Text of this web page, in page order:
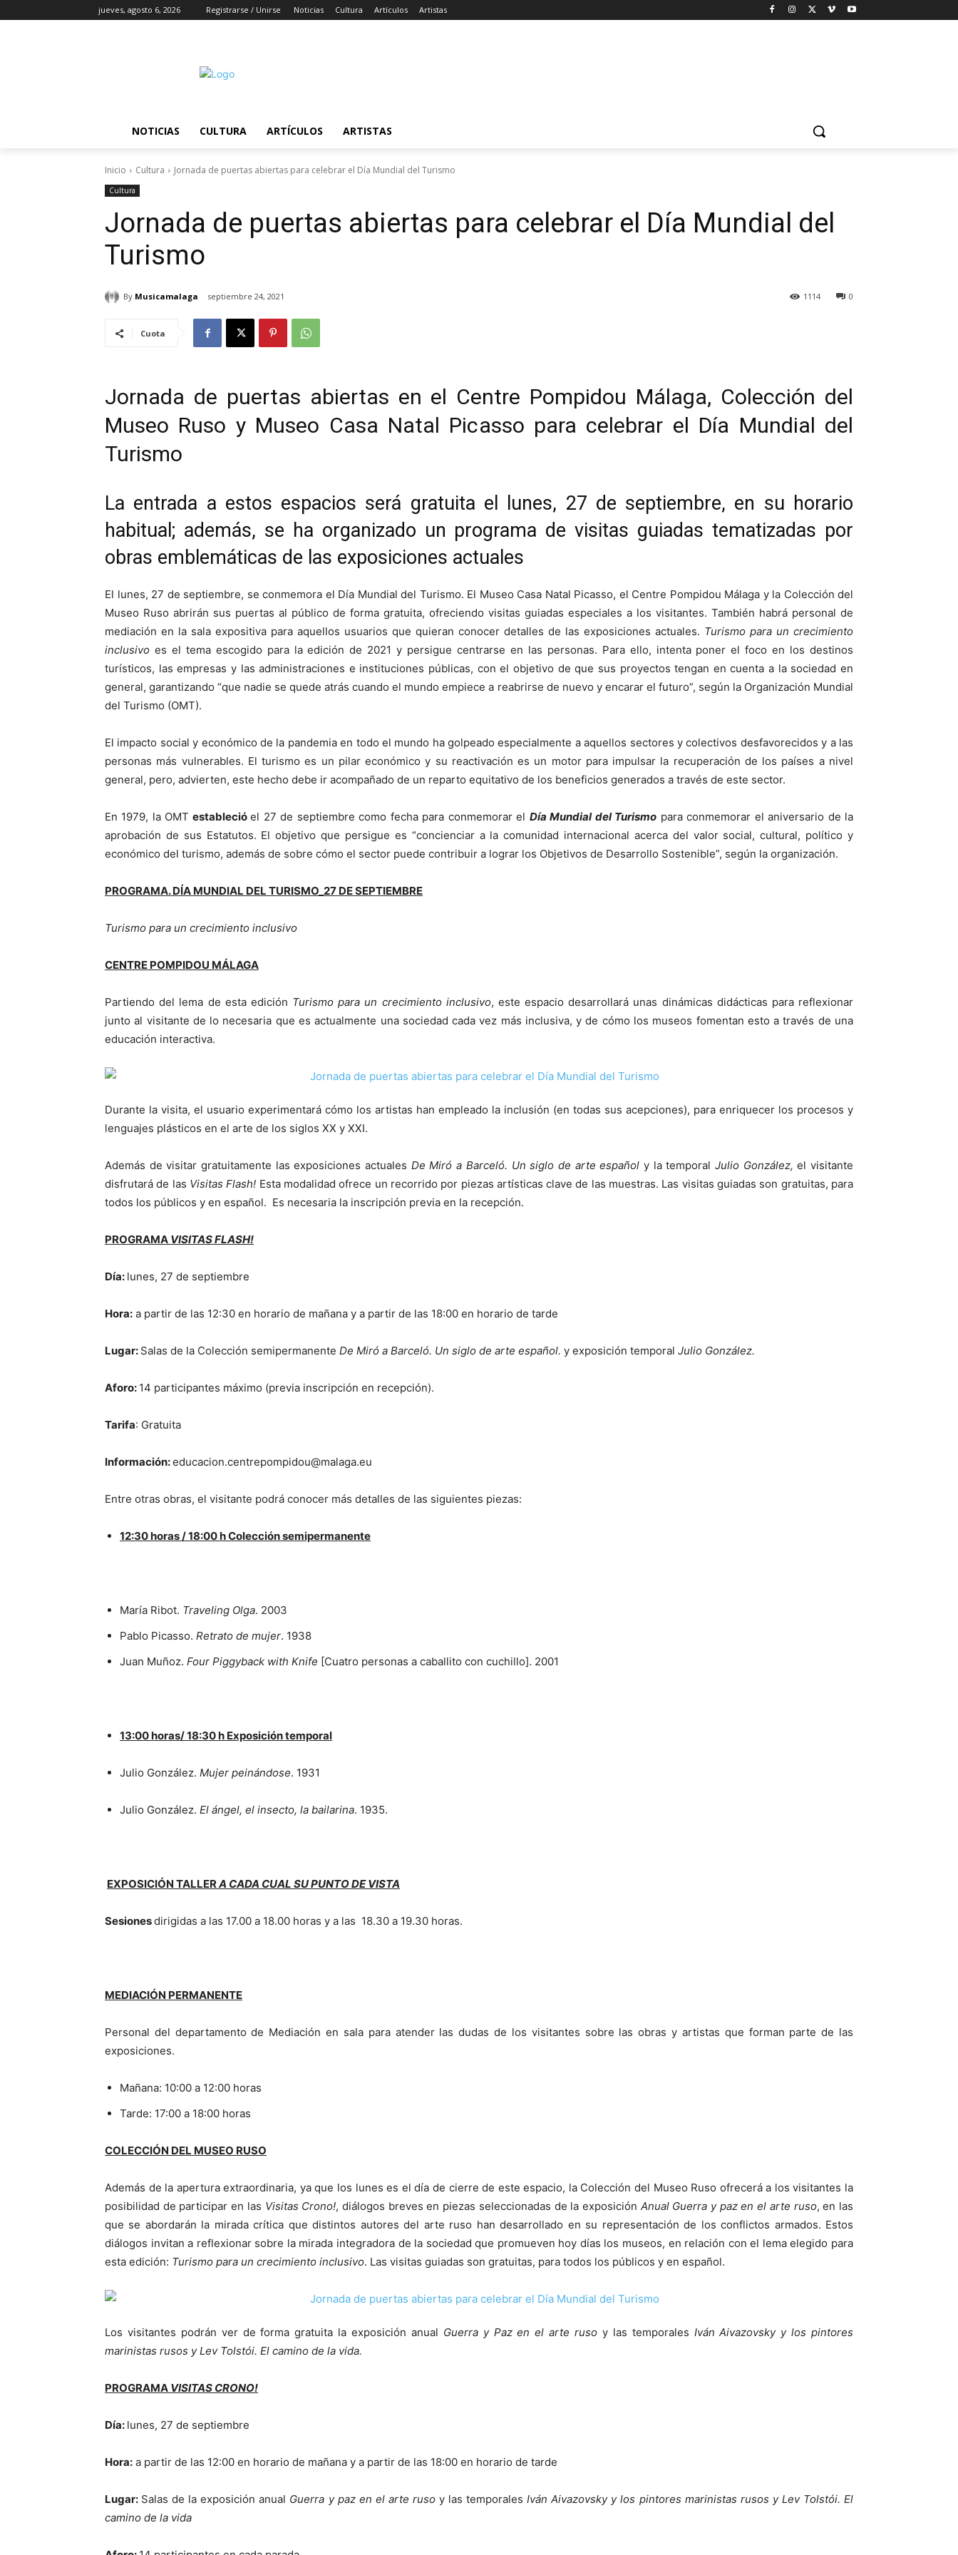
jueves, agosto 6, 2026 Registrarse / Unirse Noticias Cultura Artículos Artistas
NOTICIAS CULTURA ARTÍCULOS ARTISTAS
Inicio Cultura Jornada de puertas abiertas para celebrar el Día Mundial del Turismo
Cultura
Jornada de puertas abiertas para celebrar el Día Mundial del
Turismo
By Musicamalaga septiembre 24, 2021 0
1114
Cuota
Jornada de puertas abiertas en el Centre Pompidou Málaga, Colección del
Museo Ruso y Museo Casa Natal Picasso para celebrar el Día Mundial del
Turismo
La entrada a estos espacios será gratuita el lunes, 27 de septiembre, en su horario
habitual; además, se ha organizado un programa de visitas guiadas tematizadas por
obras emblemáticas de las exposiciones actuales
El lunes, 27 de septiembre, se conmemora el Día Mundial del Turismo. El Museo Casa Natal Picasso, el Centre Pompidou Málaga y la Colección del
Museo Ruso abrirán sus puertas al público de forma gratuita, ofreciendo visitas guiadas especiales a los visitantes. También habrá personal de
mediación en la sala expositiva para aquellos usuarios que quieran conocer detalles de las exposiciones actuales. Turismo para un crecimiento
inclusivo es el tema escogido para la edición de 2021 y persigue centrarse en las personas. Para ello, intenta poner el foco en los destinos
turísticos, las empresas y las administraciones e instituciones públicas, con el objetivo de que sus proyectos tengan en cuenta a la sociedad en
general, garantizando “que nadie se quede atrás cuando el mundo empiece a reabrirse de nuevo y encarar el futuro”, según la Organización Mundial
del Turismo (OMT).
El impacto social y económico de la pandemia en todo el mundo ha golpeado especialmente a aquellos sectores y colectivos desfavorecidos y a las
personas más vulnerables. El turismo es un pilar económico y su reactivación es un motor para impulsar la recuperación de los países a nivel
general, pero, advierten, este hecho debe ir acompañado de un reparto equitativo de los beneficios generados a través de este sector.
En 1979, la OMT establecióel 27 de septiembre como fecha para conmemorar el Día Mundial del Turismo para conmemorar el aniversario de la
aprobación de sus Estatutos. El objetivo que persigue es “concienciar a la comunidad internacional acerca del valor social, cultural, político y
económico del turismo, además de sobre cómo el sector puede contribuir a lograr los Objetivos de Desarrollo Sostenible”, según la organización.
PROGRAMA. DÍA MUNDIAL DEL TURISMO_27 DE SEPTIEMBRE
Turismo para un crecimiento inclusivo
CENTRE POMPIDOU MÁLAGA
Partiendo del lema de esta edición Turismo para un crecimiento inclusivo, este espacio desarrollará unas dinámicas didácticas para reflexionar
junto al visitante de lo necesaria que es actualmente una sociedad cada vez más inclusiva, y de cómo los museos fomentan esto a través de una
educación interactiva.
Durante la visita, el usuario experimentará cómo los artistas han empleado la inclusión (en todas sus acepciones), para enriquecer los procesos y
lenguajes plásticos en el arte de los siglos XX y XXI.
Además de visitar gratuitamente las exposiciones actuales De Miró a Barceló. Un siglo de arte español y la temporal Julio González, el visitante
disfrutará de las Visitas Flash! Esta modalidad ofrece un recorrido por piezas artísticas clave de las muestras. Las visitas guiadas son gratuitas, para
todos los públicos y en español. Es necesaria la inscripción previa en la recepción.
PROGRAMA VISITAS FLASH!
Día: lunes, 27 de septiembre
Hora: a partir de las 12:30 en horario de mañana y a partir de las 18:00 en horario de tarde
Lugar: Salas de la Colección semipermanente De Miró a Barceló. Un siglo de arte español. y exposición temporal Julio González.
Aforo: 14 participantes máximo (previa inscripción en recepción).
Tarifa: Gratuita
Información:educacion.centrepompidou@malaga.eu
Entre otras obras, el visitante podrá conocer más detalles de las siguientes piezas:
12:30 horas / 18:00 h Colección semipermanente
María Ribot. Traveling Olga. 2003
Pablo Picasso. Retrato de mujer. 1938
Juan Muñoz. Four Piggyback with Knife [Cuatro personas a caballito con cuchillo]. 2001
13:00 horas/ 18:30 h Exposición temporal
Julio González. Mujer peinándose. 1931
Julio González. El ángel, el insecto, la bailarina. 1935.
EXPOSICIÓN TALLERA CADA CUAL SU PUNTO DE VISTA
Sesionesdirigidas a las 17.00 a 18.00 horas y a las 18.30 a 19.30 horas.
MEDIACIÓN PERMANENTE
Personal del departamento de Mediación en sala para atender las dudas de los visitantes sobre las obras y artistas que forman parte de las
exposiciones.
Mañana: 10:00 a 12:00 horas
Tarde: 17:00 a 18:00 horas
COLECCIÓN DEL MUSEO RUSO
Además de la apertura extraordinaria, ya que los lunes es el día de cierre de este espacio, la Colección del Museo Ruso ofrecerá a los visitantes la
posibilidad de participar en las Visitas Crono!, diálogos breves en piezas seleccionadas de la exposición Anual Guerra y paz en el arte ruso, en las
que se abordarán la mirada crítica que distintos autores del arte ruso han desarrollado en su representación de los conflictos armados. Estos
diálogos invitan a reflexionar sobre la mirada integradora de la sociedad que promueven hoy días los museos, en relación con el lema elegido para
esta edición: Turismo para un crecimiento inclusivo. Las visitas guiadas son gratuitas, para todos los públicos y en español.
Los visitantes podrán ver de forma gratuita la exposición anual Guerra y Paz en el arte ruso y las temporales Iván Aivazovsky y los pintores
marinistas rusos y Lev Tolstói. El camino de la vida.
PROGRAMA VISITAS CRONO!
Día: lunes, 27 de septiembre
Hora: a partir de las 12:00 en horario de mañana y a partir de las 18:00 en horario de tarde
Lugar: Salas de la exposición anual Guerra y paz en el arte rusoy las temporales Iván Aivazovsky y los pintores marinistas rusos y Lev Tolstói. El
camino de la vida